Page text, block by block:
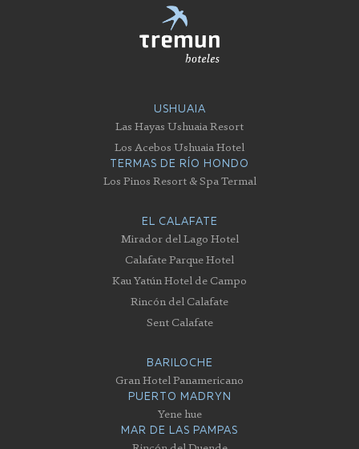
USHUAIA
Las Hayas Ushuaia Resort
Los Acebos Ushuaia Hotel
TERMAS DE RÍO HONDO
Los Pinos Resort & Spa Termal
EL CALAFATE
Mirador del Lago Hotel
Calafate Parque Hotel
Kau Yatún Hotel de Campo
Rincón del Calafate
Sent Calafate
BARILOCHE
Gran Hotel Panamericano
PUERTO MADRYN
Yene hue
MAR DE LAS PAMPAS